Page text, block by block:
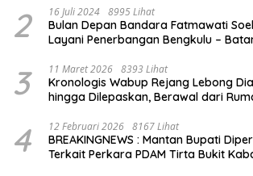
2 16 Juli 2024 8995 Lihat
Bulan Depan Bandara Fatmawati
Layani Penerbangan Bengkulu –
3 11 Maret 2026 8393 Lihat
Kronologis Wabup Rejang Lebong
hingga Dilepaskan, Berawal dari
4 12 Februari 2026 8167 Lihat
BREAKINGNEWS : Mantan Bupati
Terkait Perkara PDAM Tirta Bukit